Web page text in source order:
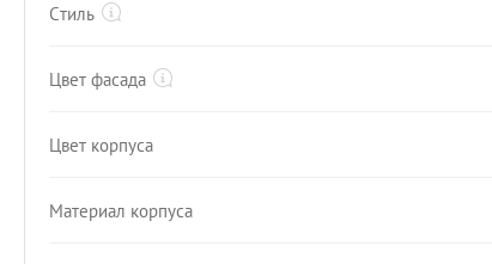
Стиль
Цвет фасада
Цвет корпуса
Материал корпуса